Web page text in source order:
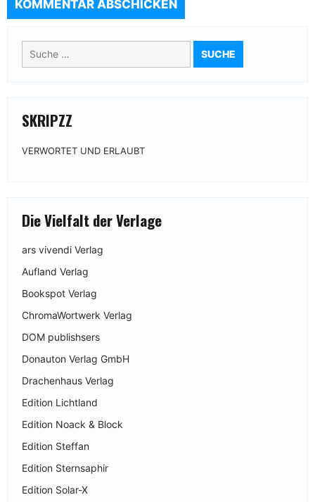
Suche
nach:
SKRIPZZ
VERWORTET UND ERLAUBT
Die Vielfalt der Verlage
ars vivendi Verlag
Aufland Verlag
Bookspot Verlag
ChromaWortwerk Verlag
DOM publishsers
Donauton Verlag GmbH
Drachenhaus Verlag
Edition Lichtland
Edition Noack & Block
Edition Steffan
Edition Sternsaphir
Edition Solar-X